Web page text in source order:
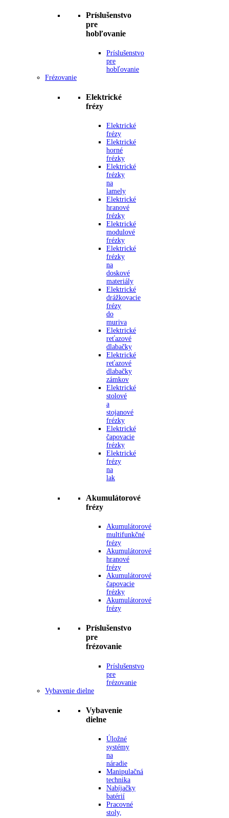
Príslušenstvo
pre
hobľovanie
Príslušenstvo
pre
hobľovanie
Frézovanie
Elektrické
frézy
Elektrické
frézy
Elektrické
horné
frézky
Elektrické
frézky
na
lamely
Elektrické
hranové
frézky
Elektrické
modulové
frézky
Elektrické
frézky
na
doskové
materiály
Elektrické
drážkovacie
frézy
do
muriva
Elektrické
reťazové
dlabačky
Elektrické
reťazové
dlabačky
zámkov
Elektrické
stolové
a
stojanové
frézky
Elektrické
čapovacie
frézky
Elektrické
frézy
na
lak
Akumulátorové
frézy
Akumulátorové
multifunkčné
frézy
Akumulátorové
hranové
frézy
Akumulátorové
čapovacie
frézky
Akumulátorové
frézy
Príslušenstvo
pre
frézovanie
Príslušenstvo
pre
frézovanie
Vybavenie dielne
Vybavenie
dielne
Úložné
systémy
na
náradie
Manipulačná
technika
Nabíjačky
batérií
Pracovné
stoly,